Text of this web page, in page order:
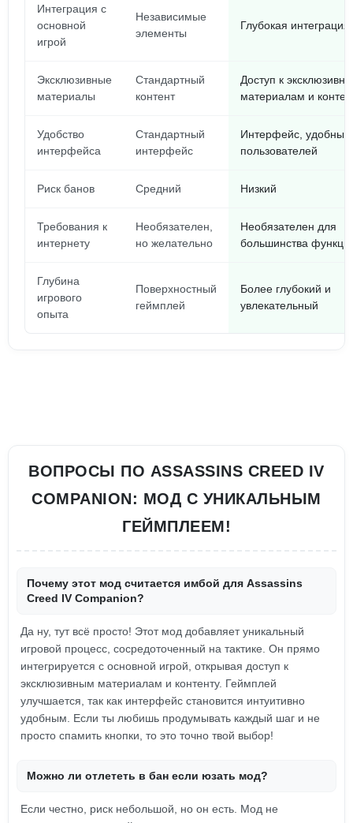
Интеграция с
основной
игрой
Независимые
элементы
Глубокая интеграция
Эксклюзивные
материалы
Стандартный
контент
Доступ к
материалам и
Удобство
интерфейса
Стандартный
интерфейс
Интерфейс, удобный
пользователей
Риск банов Средний Низкий
Требования к
интернету
Необязателен,
но желательно
Необязателен для
большинства
Глубина
игрового
опыта
Поверхностный
геймплей
Более глубокий и
увлекательный
ВОПРОСЫ ПО ASSASSINS CREED IV
COMPANION: МОД С УНИКАЛЬНЫМ
ГЕЙМПЛЕЕМ!
Почему этот мод считается имбой для Assassins
Creed IV Companion?
Да ну, тут всё просто! Этот мод добавляет уникальный
игровой процесс, сосредоточенный на тактике. Он прямо
интегрируется с основной игрой, открывая доступ к
эксклюзивным материалам и контенту. Геймплей
улучшается, так как интерфейс становится интуитивно
удобным. Если ты любишь продумывать каждый шаг и не
просто спамить кнопки, то это точно твой выбор!
Можно ли отлететь в бан если юзать мод?
Если честно, риск небольшой, но он есть. Мод не